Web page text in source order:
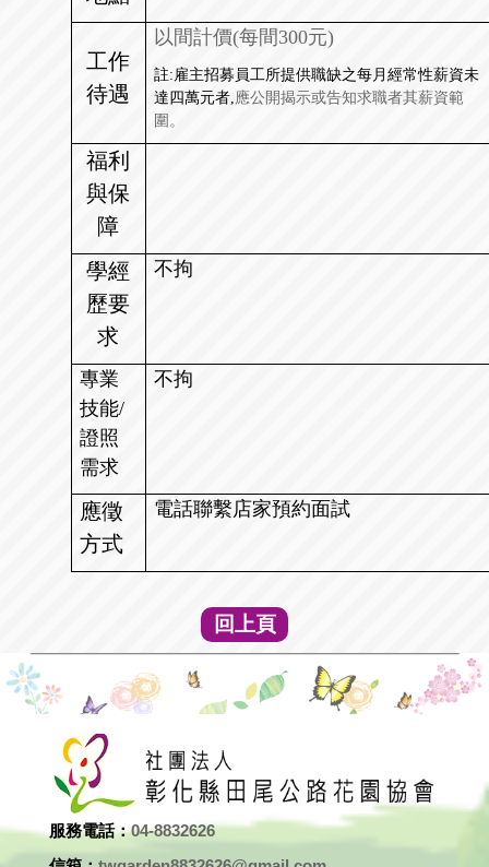
工作
待遇
以間計價(每間300元)
註:雇主招募員工所提供職缺之每月經常性薪資未
達四萬元者,應公開揭示或告知求職者其薪資範
圍。
福利
與保
障
學經
歷要
求
不拘
專業
技能/
證照
需求
不拘
應徵
方式
電話聯繫店家預約面試
回上頁
服務電話：04-8832626